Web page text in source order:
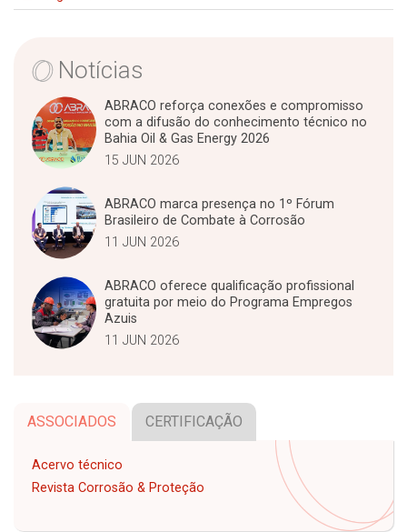
Notícias
ABRACO reforça conexões e compromisso
com a difusão do conhecimento técnico no
Bahia Oil & Gas Energy 2026
15 JUN 2026
ABRACO marca presença no 1º Fórum
Brasileiro de Combate à Corrosão
11 JUN 2026
ABRACO oferece qualificação profissional
gratuita por meio do Programa Empregos
Azuis
11 JUN 2026
ASSOCIADOS CERTIFICAÇÃO
Acervo técnico
Revista Corrosão & Proteção